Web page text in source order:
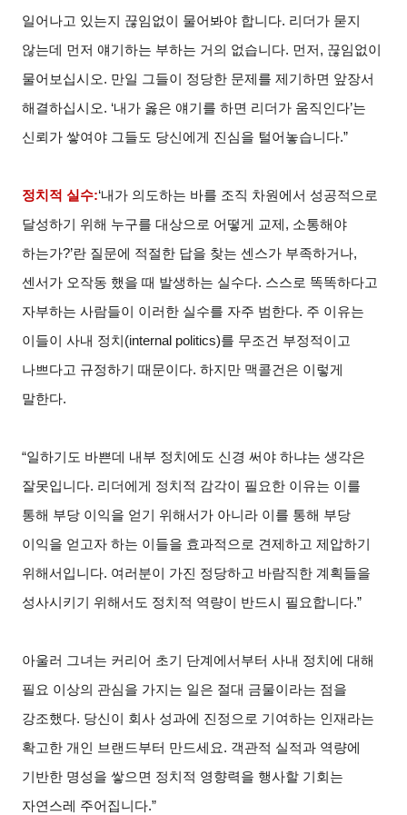
일어나고 있는지 끊임없이 물어봐야 합니다. 리더가 묻지
않는데 먼저 얘기하는 부하는 거의 없습니다. 먼저, 끊임없이
물어보십시오. 만일 그들이 정당한 문제를 제기하면 앞장서
해결하십시오. ‘내가 옳은 얘기를 하면 리더가 움직인다’는
신뢰가 쌓여야 그들도 당신에게 진심을 털어놓습니다.”
정치적 실수:‘내가 의도하는 바를 조직 차원에서 성공적으로
달성하기 위해 누구를 대상으로 어떻게 교제, 소통해야
하는가?’란 질문에 적절한 답을 찾는 센스가 부족하거나,
센서가 오작동 했을 때 발생하는 실수다. 스스로 똑똑하다고
자부하는 사람들이 이러한 실수를 자주 범한다. 주 이유는
이들이 사내 정치(internal politics)를 무조건 부정적이고
나쁘다고 규정하기 때문이다. 하지만 맥콜건은 이렇게
말한다.
“일하기도 바쁜데 내부 정치에도 신경 써야 하냐는 생각은
잘못입니다. 리더에게 정치적 감각이 필요한 이유는 이를
통해 부당 이익을 얻기 위해서가 아니라 이를 통해 부당
이익을 얻고자 하는 이들을 효과적으로 견제하고 제압하기
위해서입니다. 여러분이 가진 정당하고 바람직한 계획들을
성사시키기 위해서도 정치적 역량이 반드시 필요합니다.”
아울러 그녀는 커리어 초기 단계에서부터 사내 정치에 대해
필요 이상의 관심을 가지는 일은 절대 금물이라는 점을
강조했다. 당신이 회사 성과에 진정으로 기여하는 인재라는
확고한 개인 브랜드부터 만드세요. 객관적 실적과 역량에
기반한 명성을 쌓으면 정치적 영향력을 행사할 기회는
자연스레 주어집니다.”